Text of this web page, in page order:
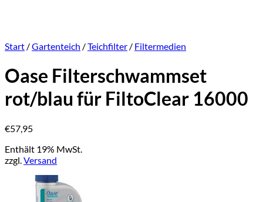
Start /Gartenteich /Teichfilter / Filtermedien
Oase Filterschwammset
rot/blau für FiltoClear 16000
€57,95
Enthält 19% MwSt.
zzgl.Versand